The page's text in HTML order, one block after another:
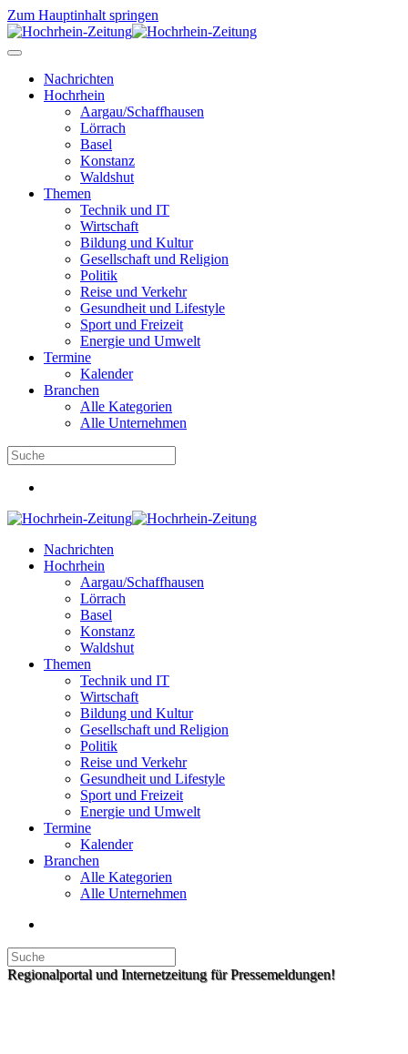
Zum Hauptinhalt springen
Nachrichten
Hochrhein
Aargau/Schaffhausen
Lörrach
Basel
Konstanz
Waldshut
Themen
Technik und IT
Wirtschaft
Bildung und Kultur
Gesellschaft und Religion
Politik
Reise und Verkehr
Gesundheit und Lifestyle
Sport und Freizeit
Energie und Umwelt
Termine
Kalender
Branchen
Alle Kategorien
Alle Unternehmen
Nachrichten
Hochrhein
Aargau/Schaffhausen
Lörrach
Basel
Konstanz
Waldshut
Themen
Technik und IT
Wirtschaft
Bildung und Kultur
Gesellschaft und Religion
Politik
Reise und Verkehr
Gesundheit und Lifestyle
Sport und Freizeit
Energie und Umwelt
Termine
Kalender
Branchen
Alle Kategorien
Alle Unternehmen
Regionalportal und Internetzeitung für Pressemeldungen!